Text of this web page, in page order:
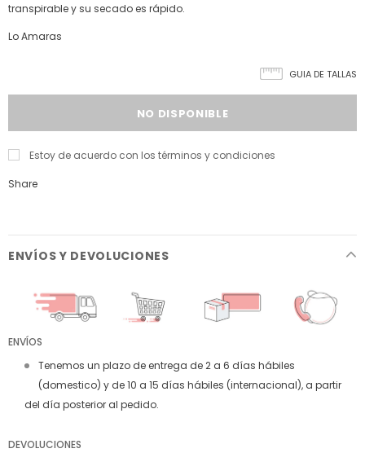
transpirable y su secado es rápido.
Lo Amaras
GUIA DE TALLAS
Estoy de acuerdo con los términos y condiciones
Share
ENVÍOS Y DEVOLUCIONES
ENVÍOS
Tenemos un plazo de entrega de 2 a 6 días hábiles
(domestico) y de 10 a 15 días hábiles (internacional), a partir
del día posterior al pedido.
DEVOLUCIONES